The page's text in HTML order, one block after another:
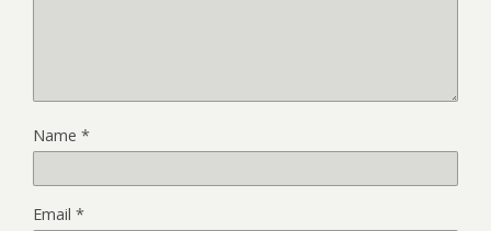
Name *
Email *